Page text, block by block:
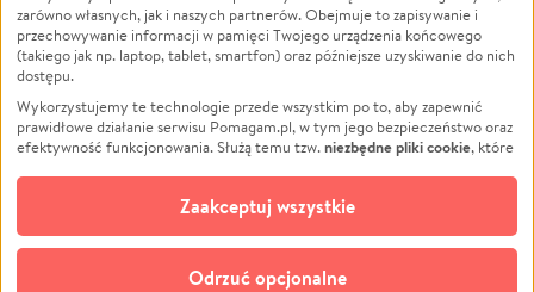
Pożar
Ukraina
Pomoc Finansowa
Projekty
Pogrzeb
Społeczność lokalna
Kultura
Wichura
NGO
Edukacja
Podróż
Impreza
Ochrona środowiska
Biznes
zarówno własnych, jak i naszych partnerów. Obejmuje to zapisywanie i
przechowywanie informacji w pamięci Twojego urządzenia końcowego
(takiego jak np. laptop, tablet, smartfon) oraz późniejsze uzyskiwanie do nich
dostępu.
Wykorzystujemy te technologie przede wszystkim po to, aby zapewnić
prawidłowe działanie serwisu Pomagam.pl, w tym jego bezpieczeństwo oraz
efektywność funkcjonowania. Służą temu tzw.niezbędne pliki cookie, które
opcjonalnych plików cookie
technologii do celów analitycznych i retargetingowych. Możesz wyrazić
zgodę na ich stosowanie lub jej odmówić. W dowolnym momencie masz
możliwość zmiany swoich preferencji na stronie „Zarządzaj zgodami cookie”,
do której link znajdziesz w stopce serwisu Pomagam.pl. Opcjonalne pliki
Odrzuć opcjonalne
Zaakceptuj wszystkie